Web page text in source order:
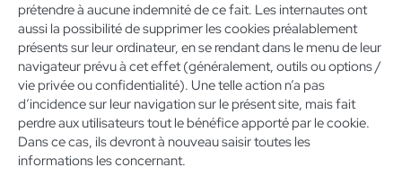
prétendre à aucune indemnité de ce fait. Les internautes ont
aussi la possibilité de supprimer les cookies préalablement
présents sur leur ordinateur, en se rendant dans le menu de leur
navigateur prévu à cet effet (généralement, outils ou options /
vie privée ou confidentialité). Une telle action n’a pas
d’incidence sur leur navigation sur le présent site, mais fait
perdre aux utilisateurs tout le bénéfice apporté par le cookie.
Dans ce cas, ils devront à nouveau saisir toutes les
informations les concernant.